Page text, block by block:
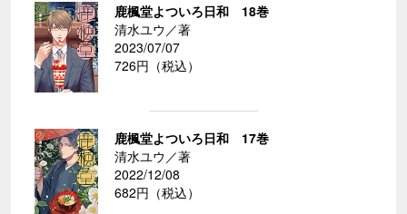
鹿楓堂よついろ日和 18巻
清水ユウ／著
2023/07/07
726円（税込）
鹿楓堂よついろ日和 17巻
清水ユウ／著
2022/12/08
682円（税込）